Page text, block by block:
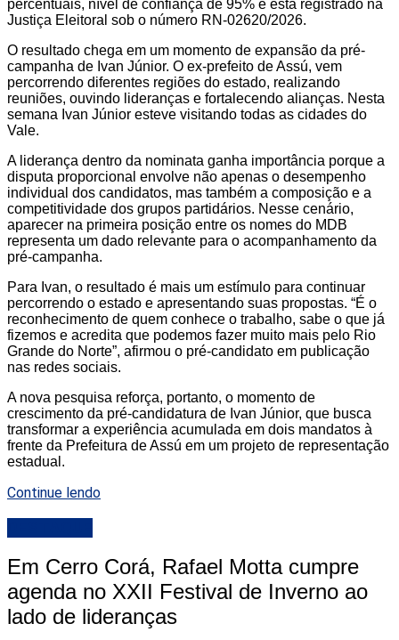
percentuais, nível de confiança de 95% e está registrado na
Justiça Eleitoral sob o número RN-02620/2026.
O resultado chega em um momento de expansão da pré-
campanha de Ivan Júnior. O ex-prefeito de Assú, vem
percorrendo diferentes regiões do estado, realizando
reuniões, ouvindo lideranças e fortalecendo alianças. Nesta
semana Ivan Júnior esteve visitando todas as cidades do
Vale.
A liderança dentro da nominata ganha importância porque a
disputa proporcional envolve não apenas o desempenho
individual dos candidatos, mas também a composição e a
competitividade dos grupos partidários. Nesse cenário,
aparecer na primeira posição entre os nomes do MDB
representa um dado relevante para o acompanhamento da
pré-campanha.
Para Ivan, o resultado é mais um estímulo para continuar
percorrendo o estado e apresentando suas propostas. “É o
reconhecimento de quem conhece o trabalho, sabe o que já
fizemos e acredita que podemos fazer muito mais pelo Rio
Grande do Norte”, afirmou o pré-candidato em publicação
nas redes sociais.
A nova pesquisa reforça, portanto, o momento de
crescimento da pré-candidatura de Ivan Júnior, que busca
transformar a experiência acumulada em dois mandatos à
frente da Prefeitura de Assú em um projeto de representação
estadual.
Continue lendo
Em Cerro Corá, Rafael Motta cumpre
agenda no XXII Festival de Inverno ao
lado de lideranças